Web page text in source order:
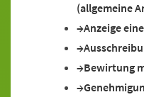
(allgemeine
Anzeige
Bewirtung